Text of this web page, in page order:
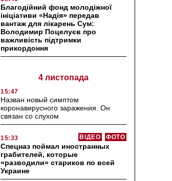
Благодійний фонд молодіжної
ініціативи «Надія» передав
вантаж для лікарень Сум:
Володимир Поцелуєв про
важливість підтримки
прикордоння
4 листопада
15:47
Назван новый симптом
коронавирусного заражения. Он
связан со слухом
15:33 ФОТО
ВІДЕО
Спецназ поймал иностранных
грабителей, которые
«разводили» стариков по всей
Украине